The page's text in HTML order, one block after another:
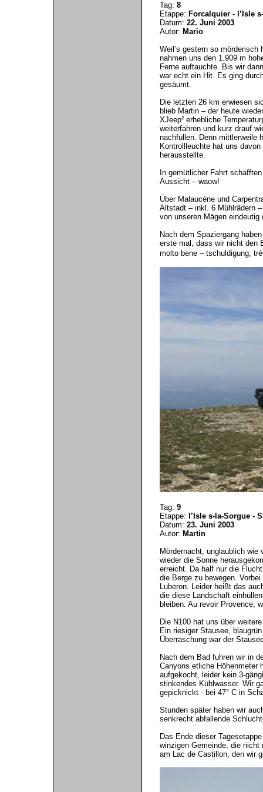
Tag: 8
Etappe: Forcalquier - l’Isle
Datum: 22. Juni 2003
Autor: Mario
Weil’s gestern so
nahmen uns den 1.909 m
Ferne auftauchte. Bis wir
war echt ein Hit. Es ging
gesäumt.
Die letzten 26 km erwiesen
blieb Martin – der heute
XJeep² erhebliche
weiterfahren und kurz drauf
nachfüllen. Denn mittlerweile
Kontrollleuchte hat uns
herausstellte.
In gemütlicher Fahrt
Aussicht – waow!
Über Malaucène und
Altstadt – inkl. 6 Mühlrädern
von unseren Mägen eindeutig
Nach dem Spaziergang
erste mal, dass wir nicht den
molto bene – tschuldigung,
Tag: 9
Etappe: l’Isle s-la-Sorgue -
Datum: 23. Juni 2003
Autor: Martin
Mördernacht, unglaublich
wieder die Sonne
erreicht. Da half nur die
die Berge zu bewegen.
Luberon. Leider heißt das
die diese Landschaft
bleiben. Au revoir Provence,
Die N100 hat uns über
Ein riesiger Stausee,
Überraschung war der
Nach dem Bad fuhren wir in
Canyons etliche Höhenmeter
aufgekocht, leider kein 3-
stinkendes Kühlwasser. Wir
gepicknickt - bei 47° C in
Stunden später haben wir
senkrecht abfallende
Das Ende dieser
winzigen Gemeinde, die
am Lac de Castillon, den wir